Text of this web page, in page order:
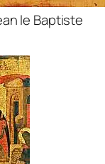
le Baptiste